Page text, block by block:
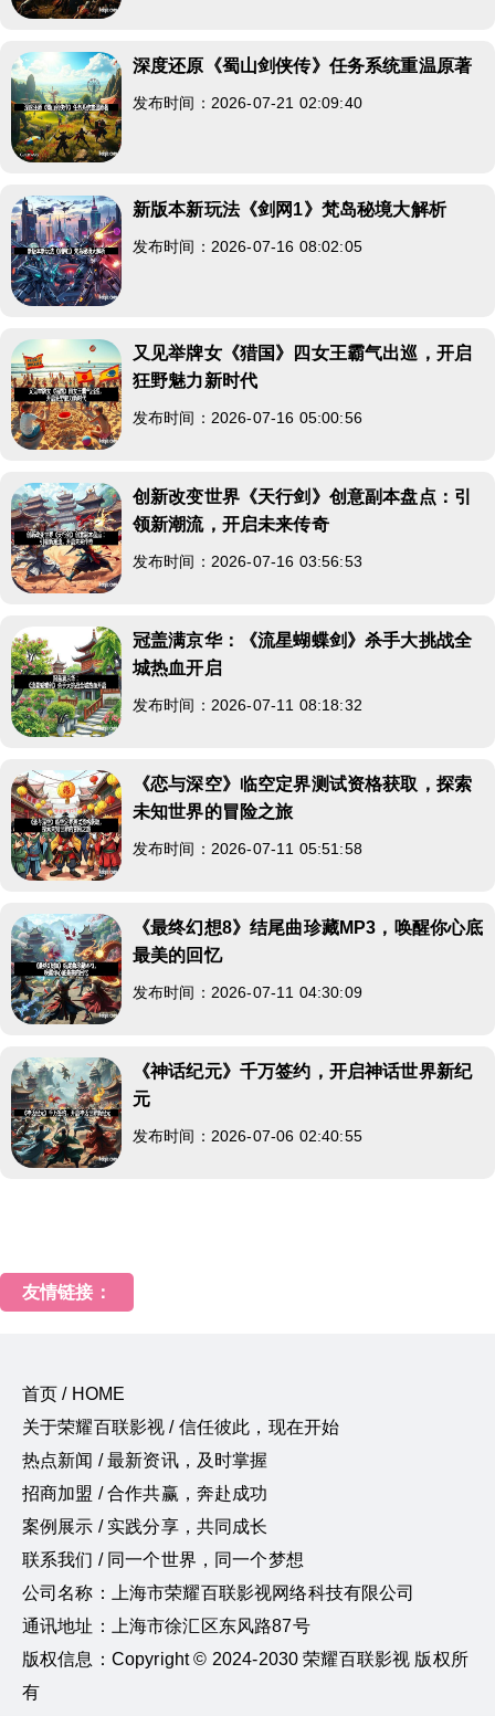
深度还原《蜀山剑侠传》任务系统重温原著
发布时间：2026-07-21 02:09:40
新版本新玩法《剑网1》梵岛秘境大解析
发布时间：2026-07-16 08:02:05
又见举牌女《猎国》四女王霸气出巡，开启
狂野魅力新时代
发布时间：2026-07-16 05:00:56
创新改变世界《天行剑》创意副本盘点：引
领新潮流，开启未来传奇
发布时间：2026-07-16 03:56:53
冠盖满京华：《流星蝴蝶剑》杀手大挑战全
城热血开启
发布时间：2026-07-11 08:18:32
《恋与深空》临空定界测试资格获取，探索
未知世界的冒险之旅
发布时间：2026-07-11 05:51:58
《最终幻想8》结尾曲珍藏MP3，唤醒你心底
最美的回忆
发布时间：2026-07-11 04:30:09
《神话纪元》千万签约，开启神话世界新纪
元
发布时间：2026-07-06 02:40:55
友情链接：
首页 / HOME
关于荣耀百联影视 / 信任彼此，现在开始
热点新闻 / 最新资讯，及时掌握
招商加盟 / 合作共赢，奔赴成功
案例展示 / 实践分享，共同成长
联系我们 / 同一个世界，同一个梦想
公司名称：上海市荣耀百联影视网络科技有限公司
通讯地址：上海市徐汇区东风路87号
版权信息：Copyright © 2024-2030 荣耀百联影视 版权所
有